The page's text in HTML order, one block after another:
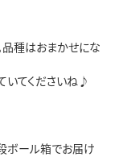
品種はおまかせにな
いてくださいね♪
ボール箱でお届け